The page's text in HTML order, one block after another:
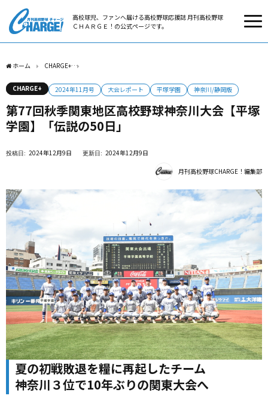
高校球児、ファンへ届ける高校野球応援誌 月刊高校野球
ＣＨＡＲＧＥ！の公式ページです。
ホーム CHARGE+
CHARGE+ 2024年11月号 大会レポート 平塚学園 神奈川/静岡版
第77回秋季関東地区高校野球神奈川大会【平塚
学園】「伝説の50日」
2024年12月9日 2024年12月9日
月刊高校野球CHARGE！編集部
夏の初戦敗退を糧に再起したチーム
神奈川３位で10年ぶりの関東大会へ